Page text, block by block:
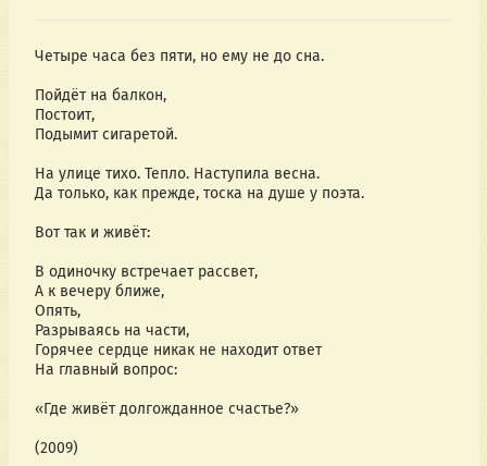
Четыре часа без пяти, но ему не до сна.
Пойдёт на балкон,
Постоит,
Подымит сигаретой.
На улице тихо. Тепло. Наступила весна.
Да только, как прежде, тоска на душе у поэта.
Вот так и живёт:
В одиночку встречает рассвет,
Разрываясь на части,
(2009)